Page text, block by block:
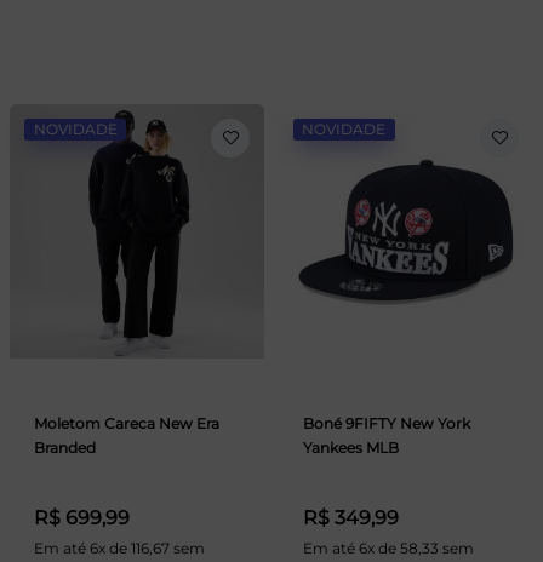
NOVIDADE
Moletom Careca New Era
Branded
R$ 699,99
Em até 6x de 116,67 sem
NOVIDADE
Boné 9FIFTY New York
Yankees MLB
R$ 349,99
Em até 6x de 58,33 sem